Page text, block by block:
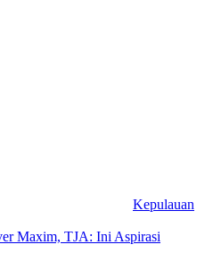
Kepulauan
Maxim, TJA: Ini Aspirasi